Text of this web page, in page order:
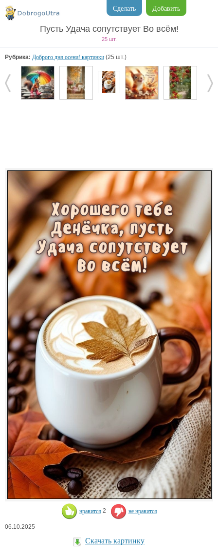
Добавить
Сделать
Пусть Удача сопутствует Во всём!
25 шт.
Рубрика: Доброго дня осени! картинки (25 шт.)
нравится 2 не нравится
06.10.2025
Скачать картинку